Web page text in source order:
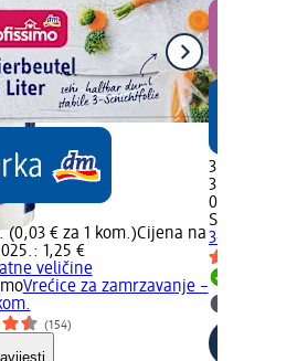
(0,03 € za 1 kom.)Cijena na
1,25 €
veličine
Vrećice za zamrzavanje –
(154)
3,45 €
3 kom.
3-slojni,